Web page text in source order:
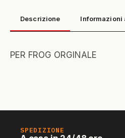
Descrizione Informazioni
PER FROG ORGINALE
SPEDIZIONE